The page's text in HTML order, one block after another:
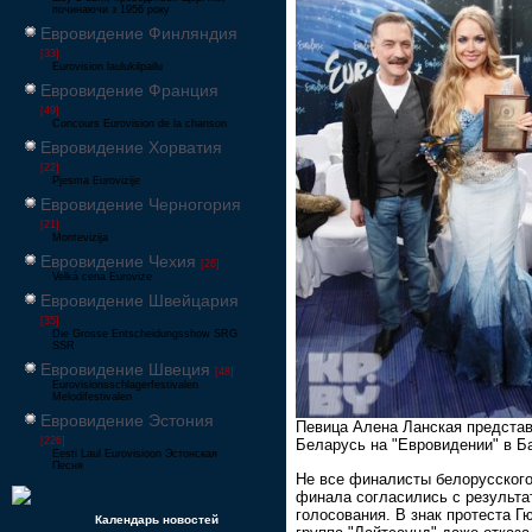
починаючи з 1956 року
Евровидение Финляндия
[33]
Eurovision laulukilpailu
Евровидение Франция
[49]
Concours Eurovision de la chanson
Евровидение Хорватия
[22]
Pjesma Eurovizije
Евровидение Черногория
[21]
Montevizija
Евровидение Чехия [26]
Velká cena Eurovize
Евровидение Швейцария
[35]
Die Grosse Entscheidungsshow SRG
SSR
Евровидение Швеция [48]
Eurovisionsschlagerfestivalen
Melodifestivalen
Евровидение Эстония
[226]
Eesti Laul Eurovisioon Эстонская
Песня
Календарь новостей
Певица Алена Ланская
Беларусь на "Евровидении" в
Не все финалисты белорусского
финала согласились с
голосования. В знак протеста